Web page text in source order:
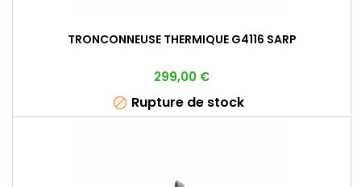
TRONCONNEUSE THERMIQUE G4116 SARP
Prix
299,00 €
 Rupture de stock